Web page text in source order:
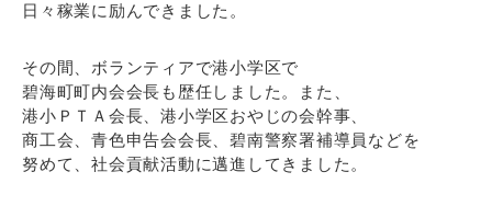
日々稼業に励んできました。
その間、ボランティアで港小学区で
碧海町町内会会長も歴任しました。また、
港小ＰＴＡ会長、港小学区おやじの会幹事、
商工会、青色申告会会長、碧南警察署補導員などを
努めて、社会貢献活動に邁進してきました。